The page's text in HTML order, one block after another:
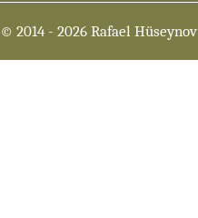
© 2014 - 2026 Rafael Hüseynov